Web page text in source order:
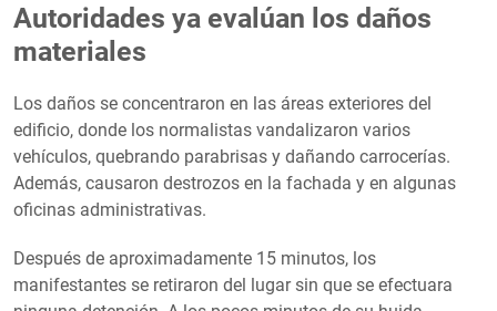
Autoridades ya evalúan los daños
materiales
Los daños se concentraron en las áreas exteriores del
edificio, donde los normalistas vandalizaron varios
vehículos, quebrando parabrisas y dañando carrocerías.
Además, causaron destrozos en la fachada y en algunas
oficinas administrativas.
Después de aproximadamente 15 minutos, los
manifestantes se retiraron del lugar sin que se efectuara